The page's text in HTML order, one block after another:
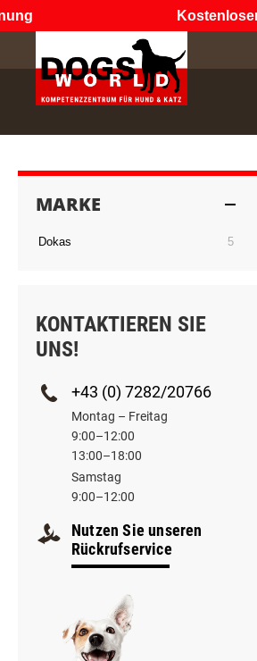
Kostenloser
MARKE
Dokas 5
KONTAKTIEREN SIE
UNS!
+43 (0) 7282/20766
Montag – Freitag
9:00–12:00
13:00–18:00
Samstag
9:00–12:00
Nutzen Sie unseren
Rückrufservice